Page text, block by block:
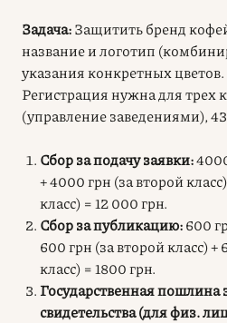
Задача:Защитить бренд
название и логотип
указания конкретных
Регистрация нужна для трех
(управление заведениями),
Сбор за подачу заявки:
+ 4000 грн (за второй
класс) = 12 000 грн.
Сбор за публикацию:600
600 грн (за второй класс) +
класс) = 1800 грн.
Государственная пошлина
свидетельства (для физ.